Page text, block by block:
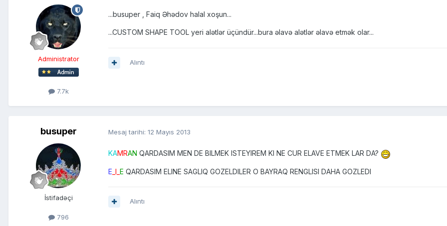
Administrator
7.7k
...busuper , Faiq Əhədov halal xoşun...
...CUSTOM SHAPE TOOL yeri alətlər üçündür...bura əlavə alətlər əlavə etmək olar...
Alıntı
busuper
İstifadəçi
796
Mesaj tarihi: 12 Mayıs 2013
KAMRAN QARDASIM MEN DE BILMEK ISTEYIREM KI NE CUR ELAVE ETMEK LAR DA?
E _I_ E QARDASIM ELINE SAGLIQ GOZELDILER O BAYRAQ RENGLISI DAHA GOZLEDI
Alıntı